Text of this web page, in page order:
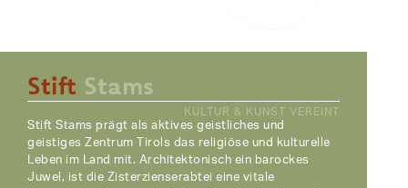
Stift Stams
KULTUR & KUNST VEREINT
Stift Stams prägt als aktives geistliches und
geistiges Zentrum Tirols das religiöse und kulturelle
Leben im Land mit. Architektonisch ein barockes
Juwel, ist die Zisterzienserabtei eine vitale